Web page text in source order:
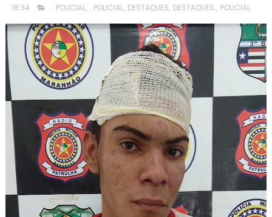
18:34 . . POLICIAL, . POLICIAL, DESTAQUES, DESTAQUES., POLICIAL